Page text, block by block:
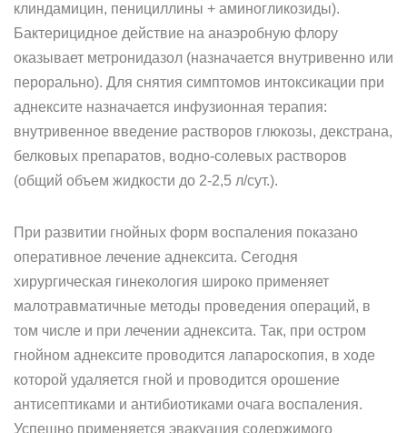
клиндамицин, пенициллины + аминогликозиды).
Бактерицидное действие на анаэробную флору
оказывает метронидазол (назначается внутривенно или
перорально). Для снятия симптомов интоксикации при
аднексите назначается инфузионная терапия:
внутривенное введение растворов глюкозы, декстрана,
белковых препаратов, водно-солевых растворов
(общий объем жидкости до 2-2,5 л/сут.).
При развитии гнойных форм воспаления показано
оперативное лечение аднексита. Сегодня
хирургическая гинекология широко применяет
малотравматичные методы проведения операций, в
том числе и при лечении аднексита. Так, при остром
гнойном аднексите проводится лапароскопия, в ходе
которой удаляется гной и проводится орошение
антисептиками и антибиотиками очага воспаления.
Успешно применяется эвакуация содержимого